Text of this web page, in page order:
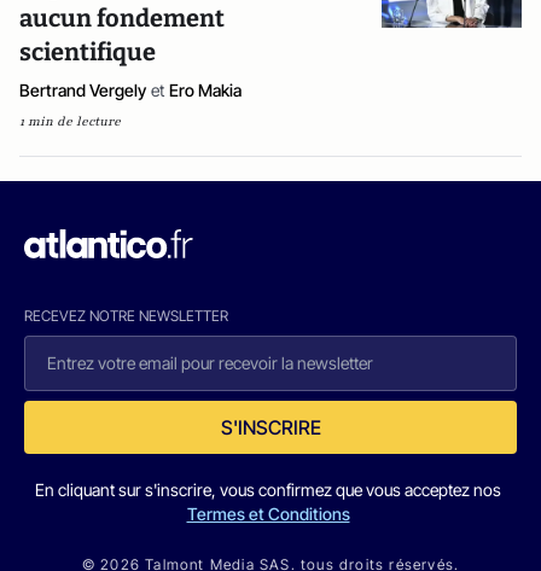
aucun fondement
scientifique
Bertrand Vergely et Ero Makia
1 min de lecture
RECEVEZ NOTRE NEWSLETTER
S'INSCRIRE
En cliquant sur s'inscrire, vous confirmez que vous acceptez nos
Termes et Conditions
© 2026 Talmont Media SAS. tous droits réservés.